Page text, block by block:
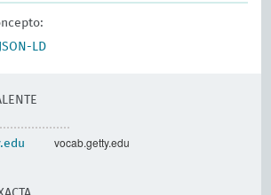
JSON-LD
vocab.getty.edu